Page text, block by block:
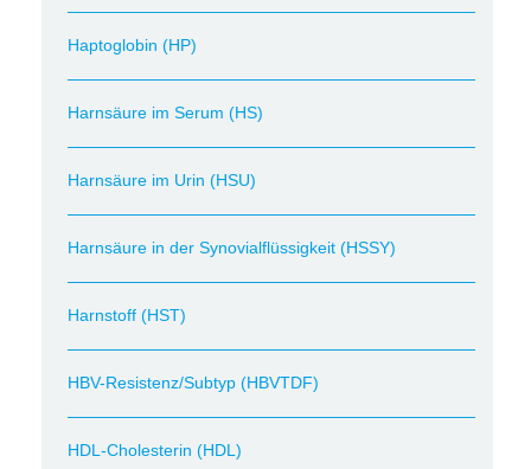
Haptoglobin (HP)
Harnsäure im Serum (HS)
Harnsäure im Urin (HSU)
Harnsäure in der Synovialflüssigkeit (HSSY)
Harnstoff (HST)
HBV-Resistenz/Subtyp (HBVTDF)
HDL-Cholesterin (HDL)